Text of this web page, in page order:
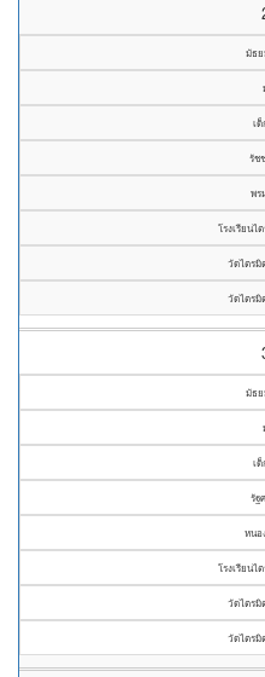
มัธ
เ
รัช
พร
โรงเรียนไ
วัดไตรมิ
วัดไตรมิ
มัธ
เ
รัฐ
หนอ
โรงเรียนไ
วัดไตรมิ
วัดไตรมิ